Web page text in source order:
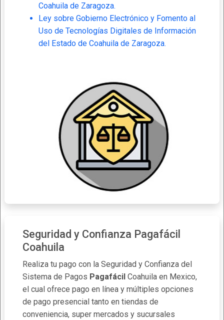
Coahuila de Zaragoza.
Ley sobre Gobierno Electrónico y Fomento al
Uso de Tecnologías Digitales de Información
del Estado de Coahuila de Zaragoza.
Seguridad y Confianza Pagafácil
Coahuila
Realiza tu pago con la Seguridad y Confianza del
Sistema de Pagos Pagafácil Coahuila en Mexico,
el cual ofrece pago en línea y múltiples opciones
de pago presencial tanto en tiendas de
conveniencia, super mercados y sucursales